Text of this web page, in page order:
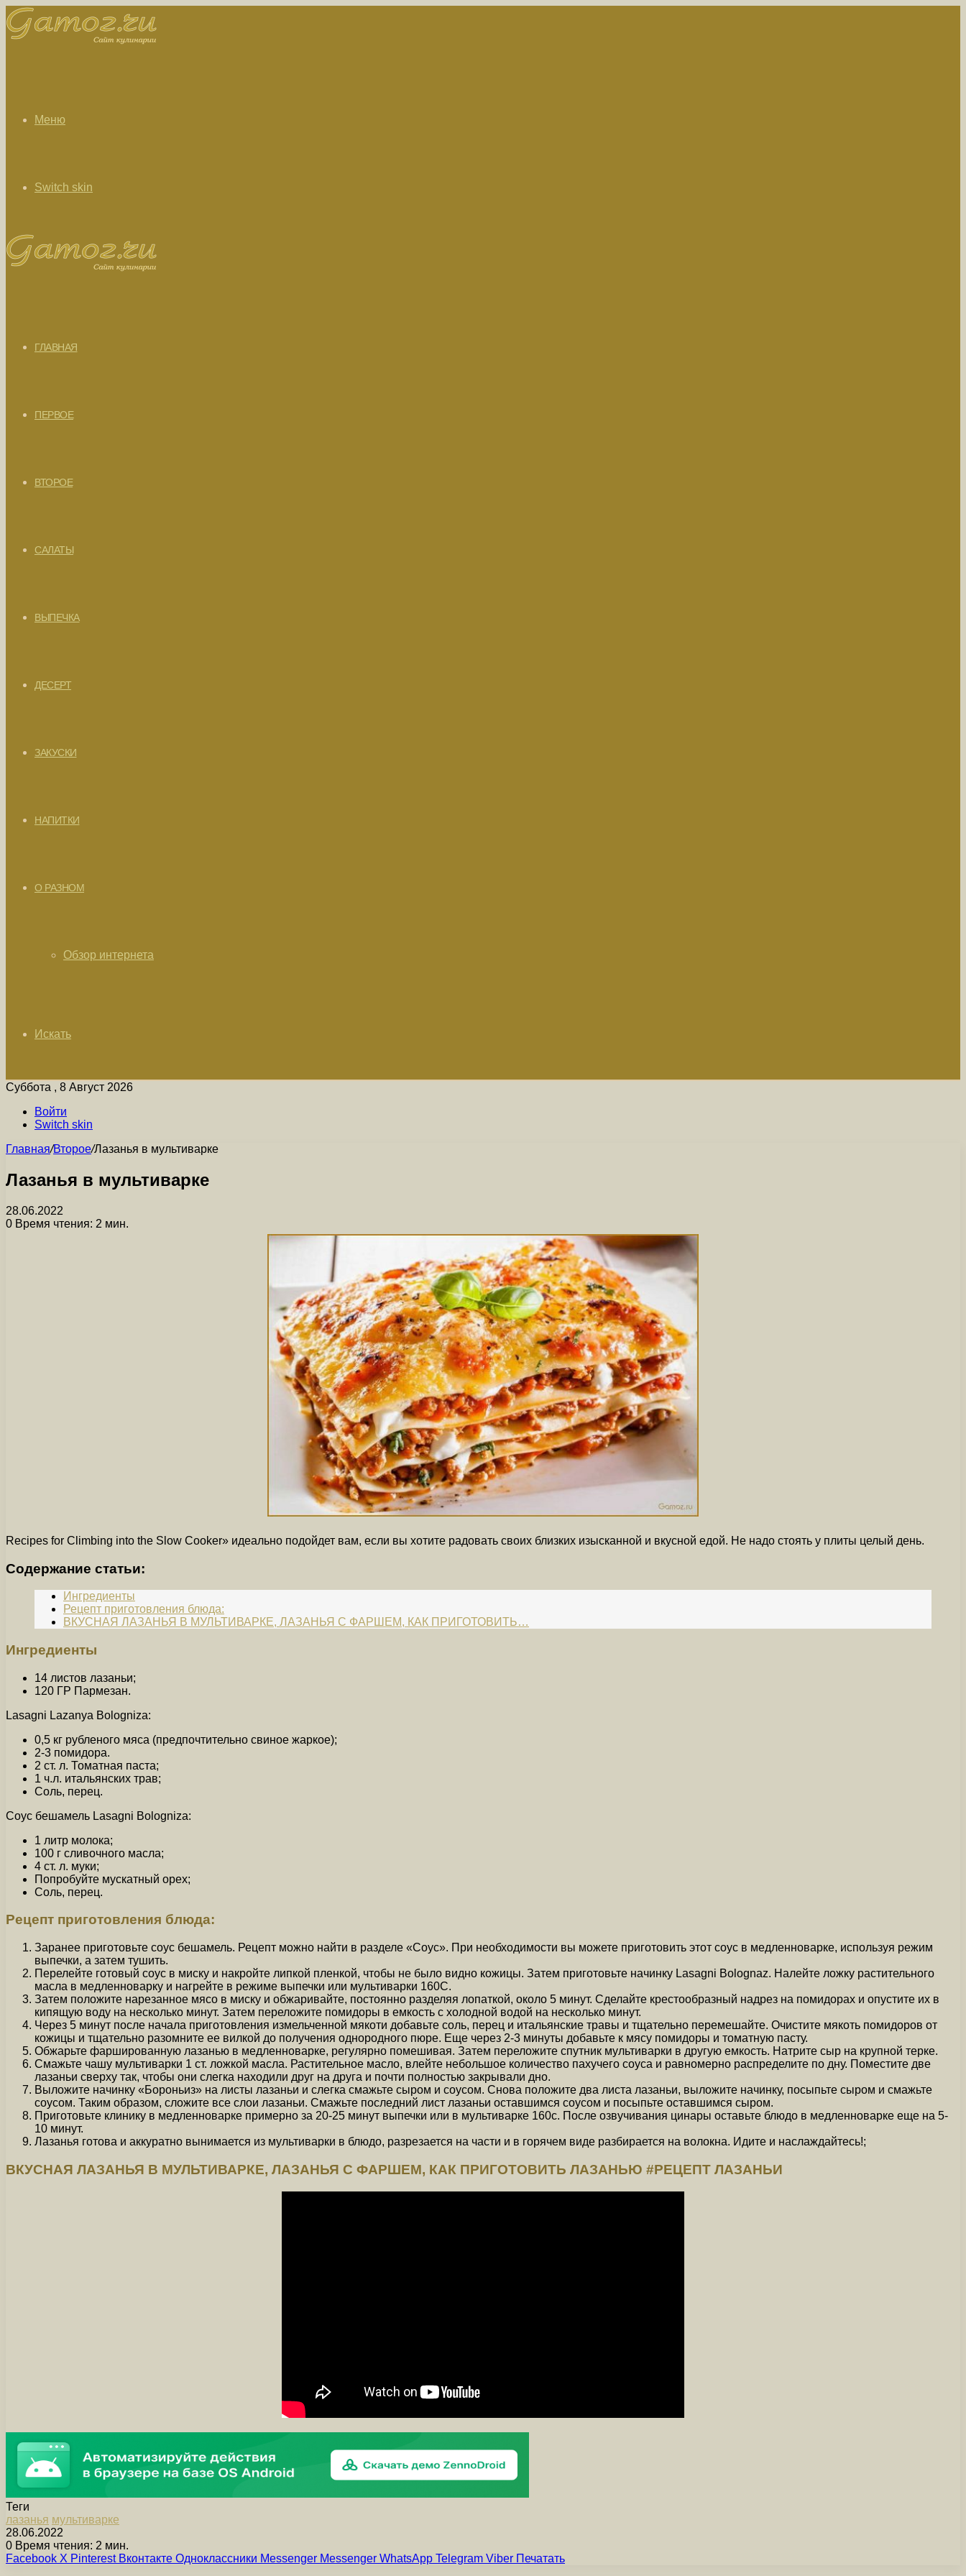
Меню
Switch skin
ГЛАВНАЯ
ПЕРВОЕ
ВТОРОЕ
САЛАТЫ
ВЫПЕЧКА
ДЕСЕРТ
ЗАКУСКИ
НАПИТКИ
О РАЗНОМ
Обзор интернета
Искать
Суббота , 8 Август 2026
Войти
Switch skin
Главная/Второе/Лазанья в мультиварке
Лазанья в мультиварке
28.06.2022
0 Время чтения: 2 мин.
Recipes for Climbing into the Slow Cooker» идеально подойдет вам, если вы хотите радовать своих близких изысканной и вкусной едой. Не надо стоять у плиты целый день.
Содержание статьи:
Ингредиенты
Рецепт приготовления блюда:
ВКУСНАЯ ЛАЗАНЬЯ В МУЛЬТИВАРКЕ, ЛАЗАНЬЯ С ФАРШЕМ, КАК ПРИГОТОВИТЬ…
Ингредиенты
14 листов лазаньи;
120 ГР Пармезан.
Lasagni Lazanya Bologniza:
0,5 кг рубленого мяса (предпочтительно свиное жаркое);
2-3 помидора.
2 ст. л. Томатная паста;
1 ч.л. итальянских трав;
Соль, перец.
Соус бешамель Lasagni Bologniza:
1 литр молока;
100 г сливочного масла;
4 ст. л. муки;
Попробуйте мускатный орех;
Соль, перец.
Рецепт приготовления блюда:
Заранее приготовьте соус бешамель. Рецепт можно найти в разделе «Соус». При необходимости вы можете приготовить этот соус в медленноварке, используя режим
выпечки, а затем тушить.
Перелейте готовый соус в миску и накройте липкой пленкой, чтобы не было видно кожицы. Затем приготовьте начинку Lasagni Bolognaz. Налейте ложку растительного
масла в медленноварку и нагрейте в режиме выпечки или мультиварки 160C.
Затем положите нарезанное мясо в миску и обжаривайте, постоянно разделяя лопаткой, около 5 минут. Сделайте крестообразный надрез на помидорах и опустите их в
кипящую воду на несколько минут. Затем переложите помидоры в емкость с холодной водой на несколько минут.
Через 5 минут после начала приготовления измельченной мякоти добавьте соль, перец и итальянские травы и тщательно перемешайте. Очистите мякоть помидоров от
кожицы и тщательно разомните ее вилкой до получения однородного пюре. Еще через 2-3 минуты добавьте к мясу помидоры и томатную пасту.
Обжарьте фаршированную лазанью в медленноварке, регулярно помешивая. Затем переложите спутник мультиварки в другую емкость. Натрите сыр на крупной терке.
Смажьте чашу мультиварки 1 ст. ложкой масла. Растительное масло, влейте небольшое количество пахучего соуса и равномерно распределите по дну. Поместите две
лазаньи сверху так, чтобы они слегка находили друг на друга и почти полностью закрывали дно.
Выложите начинку «Бороньиз» на листы лазаньи и слегка смажьте сыром и соусом. Снова положите два листа лазаньи, выложите начинку, посыпьте сыром и смажьте
соусом. Таким образом, сложите все слои лазаньи. Смажьте последний лист лазаньи оставшимся соусом и посыпьте оставшимся сыром.
Приготовьте клинику в медленноварке примерно за 20-25 минут выпечки или в мультиварке 160с. После озвучивания цинары оставьте блюдо в медленноварке еще на 5-
10 минут.
Лазанья готова и аккуратно вынимается из мультиварки в блюдо, разрезается на части и в горячем виде разбирается на волокна. Идите и наслаждайтесь!;
ВКУСНАЯ ЛАЗАНЬЯ В МУЛЬТИВАРКЕ, ЛАЗАНЬЯ С ФАРШЕМ, КАК ПРИГОТОВИТЬ ЛАЗАНЬЮ #РЕЦЕПТ ЛАЗАНЬИ
Теги
лазанья мультиварке
28.06.2022
0 Время чтения: 2 мин.
Facebook X Pinterest Вконтакте Одноклассники Messenger Messenger WhatsApp Telegram Viber Печатать